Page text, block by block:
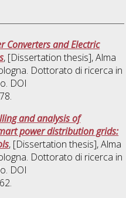
Converters and Electric
, [Dissertation thesis], Alma
Dottorato di ricerca in
DOI
and analysis of
power distribution grids:
, [Dissertation thesis], Alma
Dottorato di ricerca in
DOI